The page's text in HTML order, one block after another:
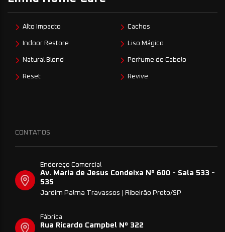
Alto Impacto Cachos
Indoor Restore Liso Mágico
Natural Blond Perfume de Cabelo
Reset Revive
CONTATOS
Endereço Comercial
Av. Maria de Jesus Condeixa Nº 600 - Sala 533 -
535
Jardim Palma Travassos | Ribeirão Preto/SP
Fábrica
Rua Ricardo Campbel Nº 322